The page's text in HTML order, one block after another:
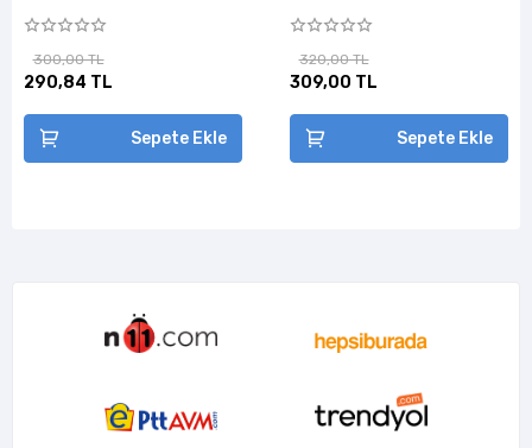
300,00 TL
290,84 TL
Sepete Ekle
320,00 TL
309,00 TL
Sepete Ekle